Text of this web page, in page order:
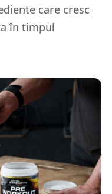
care cresc
în timpul